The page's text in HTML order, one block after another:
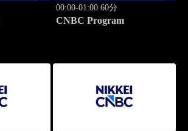
00:00-01:00 60分
CNBC Program